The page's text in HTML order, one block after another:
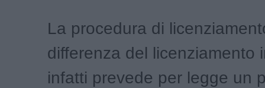
La procedura di
differenza del licenziamento
infatti prevede per legge un